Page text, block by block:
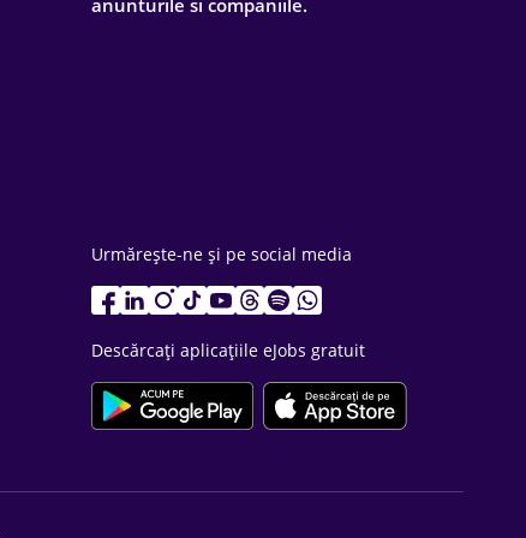
anunturile si companiile.
Urmărește-ne și pe social media
Descărcați aplicațiile eJobs gratuit